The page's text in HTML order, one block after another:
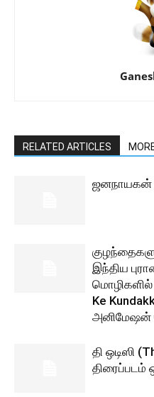
RELATED ARTICLES
ஜனநாயகன்
இந்திய
மொழிகளில்
Ke
அனிமேஷன்
தி ஒடிஸி
திரைப்படம்